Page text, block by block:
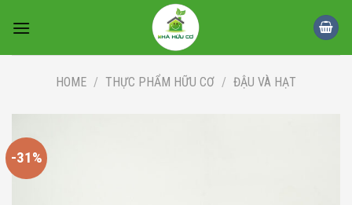
HOME / THỰC PHẨM HỮU CƠ / ĐẬU VÀ HẠT
-31%